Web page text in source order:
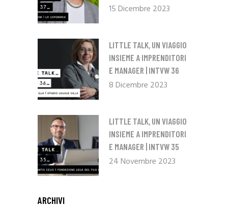
15 Dicembre 2023
LITTLE TALK, UN VIAGGIO
INSIEME A IMPRENDITORI
E MANAGER | INTVW 36
8 Dicembre 2023
LITTLE TALK, UN VIAGGIO
INSIEME A IMPRENDITORI
E MANAGER | INTVW 35
24 Novembre 2023
ARCHIVI